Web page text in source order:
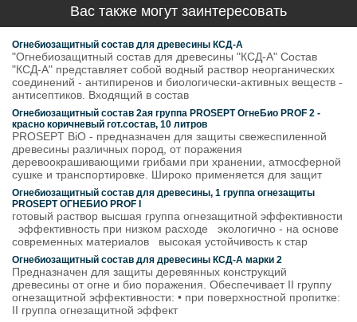
Вас также могут заинтересовать
Огнебиозащитный состав для древесины КСД-А
"Огнебиозащитный состав для древесины "КСД-А" Состав
"КСД-А" представляет собой водный раствор неорганических
соединений - антипиренов и биологически-активных веществ -
антисептиков. Входящий в состав
Огнебиозащитный состав 2ая группа PROSEPT ОгнеБио PROF 2 -
красно коричневый гот.состав, 10 литров
PROSEPT BiO - предназначен для защиты свежеспиленной
древесины различных пород, от поражения
деревоокрашивающими грибами при хранении, атмосферной
сушке и транспортировке. Широко применяется для защит
Огнебиозащитный состав для древесины, 1 группа огнезащиты
PROSEPT ОГНЕБИО PROF I
готовый раствор высшая группа огнезащитной эффективности
эффективность при низком расходе экологично - на основе
современных материалов высокая устойчивость к стар
Огнебиозащитный состав для древесины КСД-А марки 2
Предназначен для защиты деревянных конструкций
древесины от огне и био поражения. Обеспечивает II группу
огнезащитной эффективности: • при поверхностной пропитке:
II группа огнезащитной эффект